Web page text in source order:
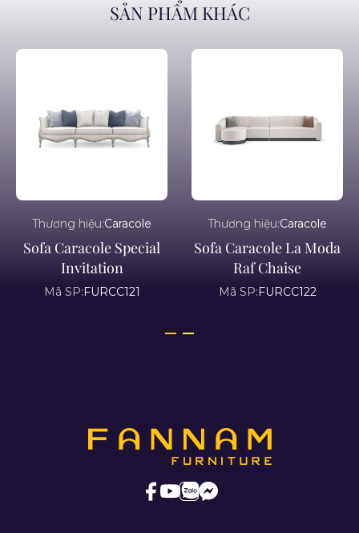
SẢN PHẨM KHÁC
Thương hiệu:Caracole
Sofa Caracole Special
Invitation
Mã SP:FURCC121
Thương hiệu:Caracole
Sofa Caracole La Moda
Raf Chaise
Mã SP:FURCC122